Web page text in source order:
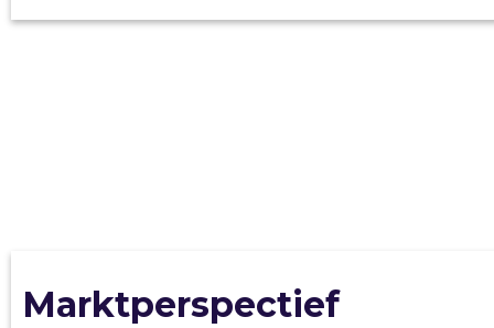
Marktperspectief